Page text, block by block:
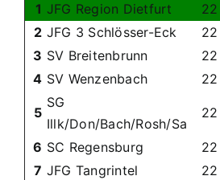
1 JFG Region Dietfurt 22
2 JFG 3 Schlösser-Eck 22
3 SV Breitenbrunn 22
4 SV Wenzenbach 22
5
SG
Illk/Don/Bach/Rosh/Sa
22
6 SC Regensburg 22
7 JFG Tangrintel 22